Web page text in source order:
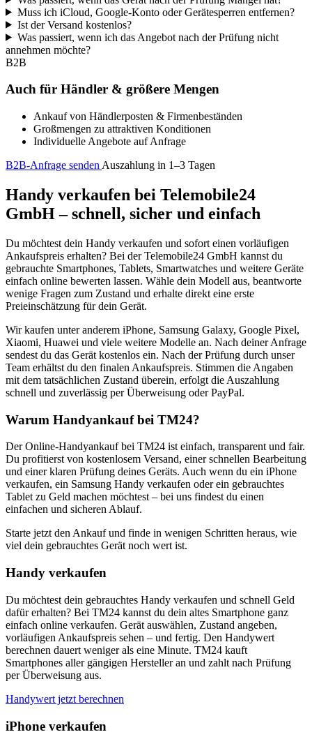
Muss ich iCloud, Google-Konto oder Gerätesperren entfernen?
Ist der Versand kostenlos?
Was passiert, wenn ich das Angebot nach der Prüfung nicht
annehmen möchte?
B2B
Auch für Händler & größere Mengen
Ankauf von Händlerposten & Firmenbeständen
Großmengen zu attraktiven Konditionen
Individuelle Angebote auf Anfrage
B2B-Anfrage senden Auszahlung in 1–3 Tagen
Handy verkaufen bei Telemobile24
GmbH – schnell, sicher und einfach
Du möchtest dein Handy verkaufen und sofort einen vorläufigen
Ankaufspreis erhalten? Bei der Telemobile24 GmbH kannst du
gebrauchte Smartphones, Tablets, Smartwatches und weitere Geräte
einfach online bewerten lassen. Wähle dein Modell aus, beantworte
wenige Fragen zum Zustand und erhalte direkt eine erste
Preieinschätzung für dein Gerät.
Wir kaufen unter anderem iPhone, Samsung Galaxy, Google Pixel,
Xiaomi, Huawei und viele weitere Modelle an. Nach deiner Anfrage
sendest du das Gerät kostenlos ein. Nach der Prüfung durch unser
Team erhältst du den finalen Ankaufspreis. Stimmen die Angaben
mit dem tatsächlichen Zustand überein, erfolgt die Auszahlung
schnell und zuverlässig per Überweisung oder PayPal.
Warum Handyankauf bei TM24?
Der Online-Handyankauf bei TM24 ist einfach, transparent und fair.
Du profitierst von kostenlosem Versand, einer schnellen Bearbeitung
und einer klaren Prüfung deines Geräts. Auch wenn du ein iPhone
verkaufen, ein Samsung Handy verkaufen oder ein gebrauchtes
Tablet zu Geld machen möchtest – bei uns findest du einen
einfachen und sicheren Ablauf.
Starte jetzt den Ankauf und finde in wenigen Schritten heraus, wie
viel dein gebrauchtes Gerät noch wert ist.
Handy verkaufen
Du möchtest dein gebrauchtes Handy verkaufen und schnell Geld
dafür erhalten? Bei TM24 kannst du dein altes Smartphone ganz
einfach online verkaufen. Gerät auswählen, Zustand angeben,
vorläufigen Ankaufspreis sehen – und fertig. Den Handywert
berechnen dauert weniger als eine Minute. TM24 kauft
Smartphones aller gängigen Hersteller an und zahlt nach Prüfung
per Überweisung aus.
Handywert jetzt berechnen
iPhone verkaufen